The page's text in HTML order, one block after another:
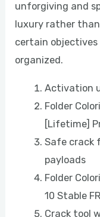
unforgiving and
luxury rather
certain objectives
organized.
Activation
Folder
[Lifetime]
Safe crack
payloads
Folder
10 Stable
Crack tool